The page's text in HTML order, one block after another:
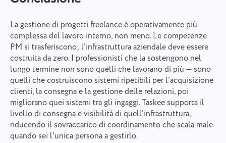
La gestione di progetti freelance è operativamente più
complessa del lavoro interno, non meno. Le competenze
PM si trasferiscono; l'infrastruttura aziendale deve essere
costruita da zero. I professionisti che la sostengono nel
lungo termine non sono quelli che lavorano di più — sono
quelli che costruiscono sistemi ripetibili per l'acquisizione
clienti, la consegna e la gestione delle relazioni, poi
migliorano quei sistemi tra gli ingaggi. Taskee supporta il
livello di consegna e visibilità di quell'infrastruttura,
riducendo il sovraccarico di coordinamento che scala male
quando sei l'unica persona a gestirlo.